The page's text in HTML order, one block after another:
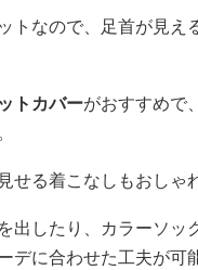
トなので、足首が見え
トカバーがおすすめで
せる着こなしもおしゃ
出したり、カラーソッ
デに合わせた工夫が可